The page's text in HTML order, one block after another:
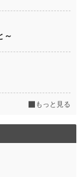
～
もっと見る